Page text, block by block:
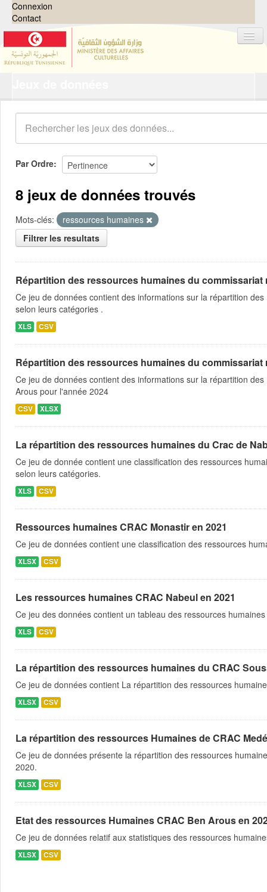
Connexion
Contact
Organisations
Groupes
Demandes 0
À propos
Par Ordre
8 jeux de données trouvés
Mots-clés:
ressources humaines
Filtrer les resultats
Répartition des ressources humaines du commissariat
Ce jeu de données contient des informations sur la répartition
selon leurs catégories .
XLS CSV
Répartition des ressources humaines du commissariat
Ce jeu de données contient des informations sur la répartition
Arous pour l'année 2024
CSV XLSX
La répartition des ressources humaines du Crac de
Ce jeu de donnée contient une classification des ressources
selon leurs catégories.
XLS CSV
Ressources humaines CRAC Monastir en 2021
Ce jeu de données contient une classification des ressources
XLSX CSV
Les ressources humaines CRAC Nabeul en 2021
Ce jeu des données contient un tableau des ressources
XLS CSV
La répartition des ressources humaines du CRAC
Ce jeu de données contient La répartition des ressources
XLSX CSV
La répartition des ressources Humaines de CRAC
Ce jeu de données présente la répartition des ressources
2020.
XLSX CSV
Etat des ressources Humaines CRAC Ben Arous en
Ce jeu de données relatif aux statistiques des ressources
XLSX CSV